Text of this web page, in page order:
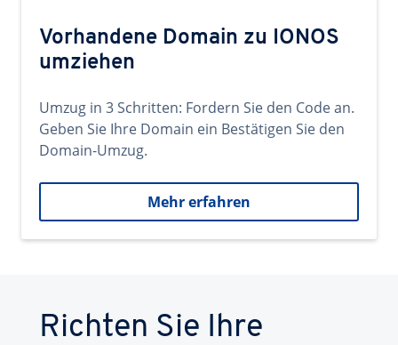
Vorhandene Domain zu IONOS
umziehen
Umzug in 3 Schritten: Fordern Sie den Code an.
Geben Sie Ihre Domain ein Bestätigen Sie den
Domain-Umzug.
Mehr erfahren
Richten Sie Ihre